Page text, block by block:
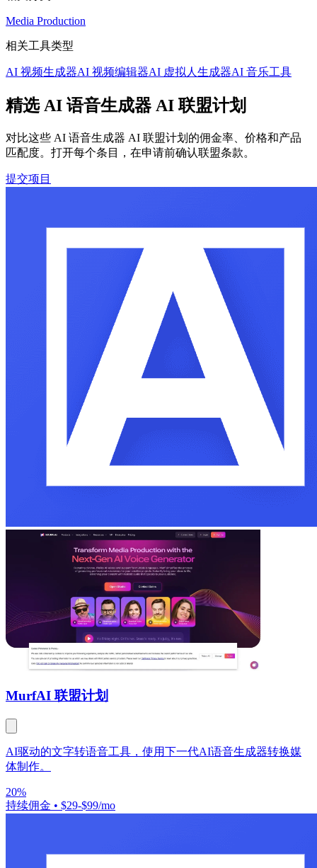
Media Production
相关工具类型
AI 视频生成器AI 视频编辑器AI 虚拟人生成器AI 音乐工具
精选 AI 语音生成器 AI 联盟计划
对比这些 AI 语音生成器 AI 联盟计划的佣金率、价格和产品
匹配度。打开每个条目，在申请前确认联盟条款。
提交项目
MurfAI 联盟计划
AI驱动的文字转语音工具，使用下一代AI语音生成器转换媒
体制作。
20%
持续佣金 • $29-$99/mo